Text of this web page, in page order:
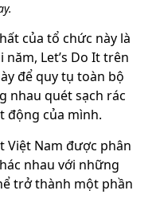
của tổ chức này là
năm, Let’s Do It trên
để quy tụ toàn bộ
nhau quét sạch rác
động của mình.
Việt Nam được phân
nhau với những
trở thành một phần